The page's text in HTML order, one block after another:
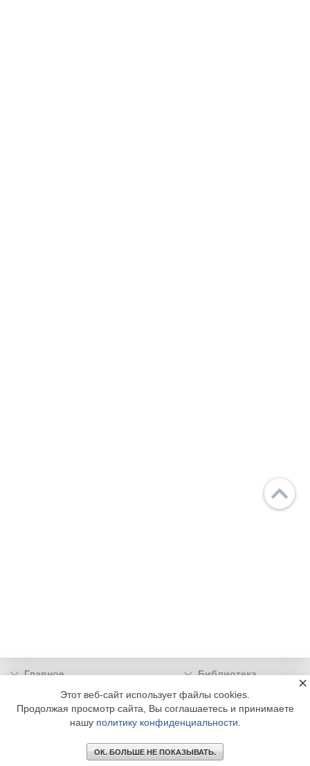
Главное
Библиотека
Подписка
Реклама
Информация
© 2002 - 2026 OOO Издательский дом «МЕДИА ТЕХНОЛОДЖИ» +7 (495) 665-00-
Этот веб-сайт использует файлы cookies.
Продолжая просмотр сайта, Вы соглашаетесь и принимаете
нашу политику конфиденциальности
ОК. БОЛЬШЕ НЕ ПОКАЗЫВАТЬ.
×